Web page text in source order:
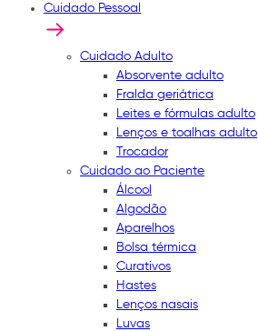
Cuidado Pessoal
Cuidado Adulto
Absorvente adulto
Fralda geriátrica
Leites e fórmulas adulto
Lenços e toalhas adulto
Trocador
Cuidado ao Paciente
Álcool
Algodão
Aparelhos
Bolsa térmica
Curativos
Hastes
Lenços nasais
Luvas